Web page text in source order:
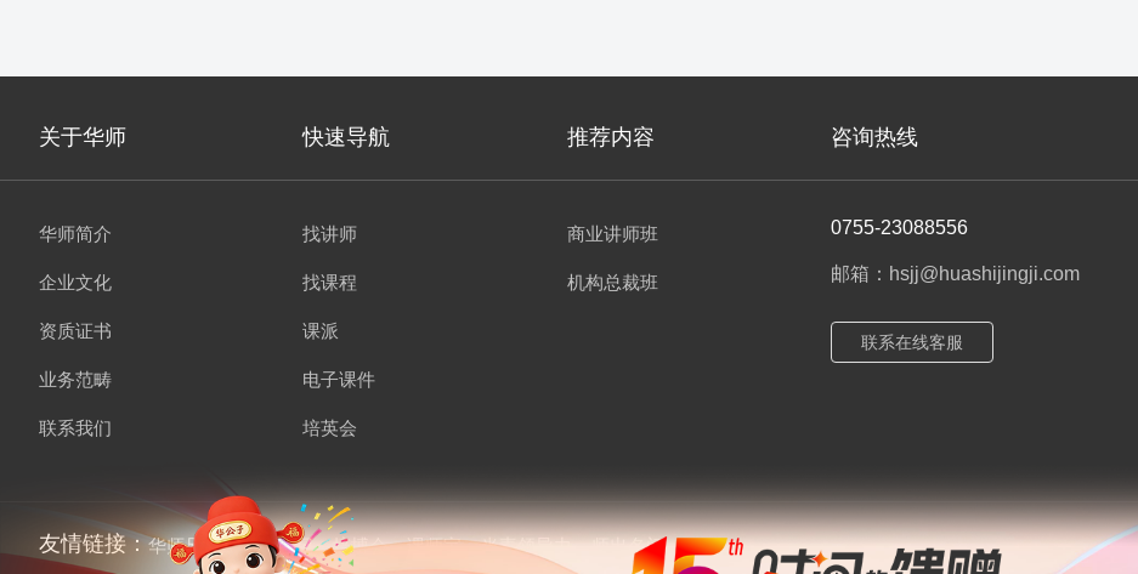
关于华师 快速导航 推荐内容 咨询热线
华师简介
企业文化
资质证书
业务范畴
联系我们
找讲师
找课程
课派
电子课件
培英会
商业讲师班
机构总裁班
0755-23088556
邮箱：hsjj@huashijingji.com
联系在线客服
友情链接：华师兄弟 讲师经纪 培博会 课师宝 当责领导力 师出名门